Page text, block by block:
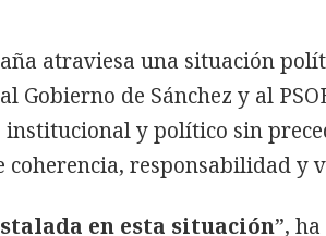
atraviesa una situación
Gobierno de Sánchez y al
y político sin
coherencia, responsabilidad y
en esta situación”,